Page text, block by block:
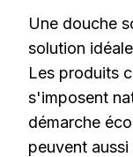
Une douche
solution
Les produits
s'imposent
démarche
peuvent